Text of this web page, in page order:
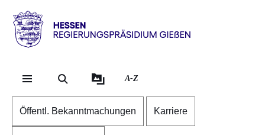
Direkt zum Kopf der
Direkt zum Inhalt
Direkt zum Fuß der
Hessen
RP
A-Z
Öffentl. Bekanntmachungen Karriere